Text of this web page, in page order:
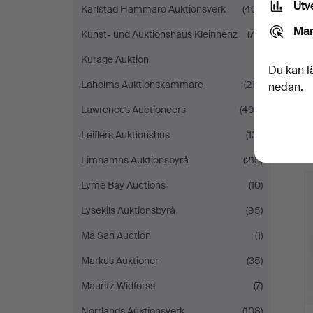
Karlstad Hammarö Auktionsverk
(401)
Kunst- und Auktionshaus Kleinhenz
(75)
Kurage Auktion
Laholms Auktionskammare
(212)
Lawrences Auctioneers
(499)
Leiflers Auktionshus
(131)
Limhamns Auktionsbyrå
(215)
Lyme Bay Auctions
(10)
Lysekils Auktionsbyrå
(95)
Ma San Auction
(1)
Markus Auktioner
(35)
Mauritz Widforss
(7)
Du kan
nedan.